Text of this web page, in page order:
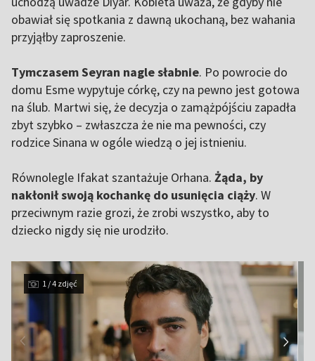
obawiał się spotkania z dawną ukochaną, bez wahania
przyjąłby zaproszenie.
Tymczasem Seyran nagle słabnie. Po powrocie do
domu Esme wypytuje córkę, czy na pewno jest gotowa
na ślub. Martwi się, że decyzja o zamążpójściu zapadła
zbyt szybko – zwłaszcza że nie ma pewności, czy
rodzice Sinana w ogóle wiedzą o jej istnieniu.
Równolegle Ifakat szantażuje Orhana. Żąda, by
nakłonił swoją kochankę do usunięcia ciąży. W
przeciwnym razie grozi, że zrobi wszystko, aby to
dziecko nigdy się nie urodziło.
1 / 4 zdjęć